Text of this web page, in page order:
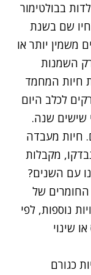
בבולטימור
שם בשנת
משמין יותר או
השמנות
חיות המחמד
לכלב היום
שישים שנה.
חיות מעבדה
מקבלות
עם השנים?
של
נוספות, לפי
שינוי
כגורם